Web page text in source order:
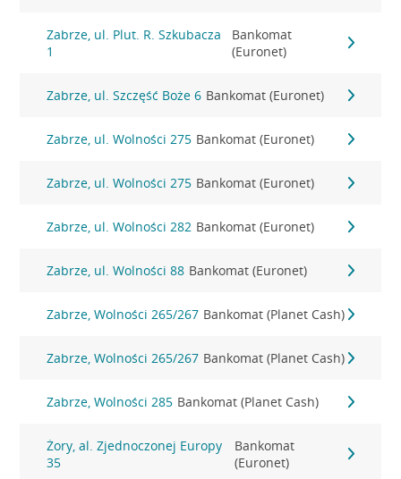
Zabrze, ul. Plut. R. Szkubacza
1
Bankomat
(Euronet)
Zabrze, ul. Szczęść Boże 6 Bankomat (Euronet)
Zabrze, ul. Wolności 275 Bankomat (Euronet)
Zabrze, ul. Wolności 275 Bankomat (Euronet)
Zabrze, ul. Wolności 282 Bankomat (Euronet)
Zabrze, ul. Wolności 88 Bankomat (Euronet)
Zabrze, Wolności 265/267 Bankomat (Planet Cash)
Zabrze, Wolności 265/267 Bankomat (Planet Cash)
Zabrze, Wolności 285 Bankomat (Planet Cash)
Żory, al. Zjednoczonej Europy
35
Bankomat
(Euronet)